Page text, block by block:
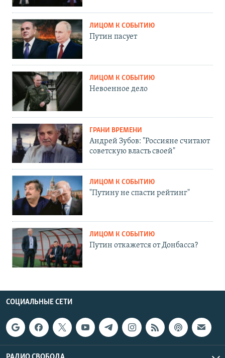
ЛИЦОМ К СОБЫТИЮ
Путин пасует
ЛИЦОМ К СОБЫТИЮ
Невоенное дело
ГРАНИ ВРЕМЕНИ
Андрей Зубов: "Россияне считают
советскую власть своей"
ЛИЦОМ К СОБЫТИЮ
"Путину не спасти рейтинг"
ЛИЦОМ К СОБЫТИЮ
Путин откажется от Донбасса?
СОЦИАЛЬНЫЕ СЕТИ